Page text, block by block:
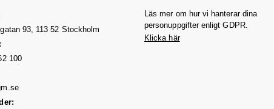
93, 113 52 Stockholm
100
Läs mer om hur vi hanterar dina
personuppgifter enligt GDPR.
Klicka här